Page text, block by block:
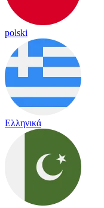
polski
Ελληνικά